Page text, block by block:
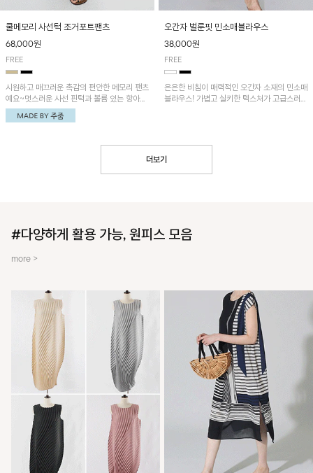
쿨메모리 사선턱 조거포트팬츠
68,000원
FREE
시원하고 매끄러운 촉감의 편안한 메모리 팬츠
예요~멋스러운 사선 핀턱과 볼륨 있는 항아리
핏이 유니크한 아이템!
오간자 벌룬핏 민소매블라우스
38,000원
FREE
은은한 비침이 매력적인 오간자 소재의 민소매
블라우스! 가볍고 실키한 텍스처가 고급스러운
더보기
#다양하게 활용 가능, 원피스 모음
more >